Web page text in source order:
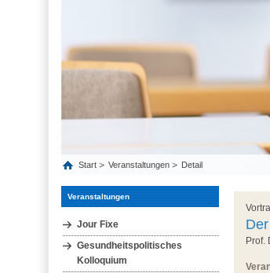
Start Veranstaltungen Detail
Veranstaltungen
Jour Fixe
Gesundheitspolitisches
Kolloquium
Prof.